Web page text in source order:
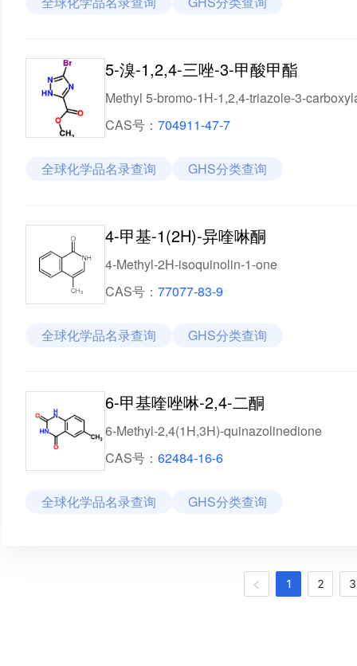
5-溴-1,2,4-三唑-3-甲酸甲酯
Methyl 5-bromo-1H-1,2,4-triazole-3-
CAS号： 704911-47-7
全球化学品名录查询 GHS分类查询
4-甲基-1(2H)-异喹啉酮
4-Methyl-2H-isoquinolin-1-one
CAS号： 77077-83-9
全球化学品名录查询 GHS分类查询
6-甲基喹唑啉-2,4-二酮
6-Methyl-2,4(1H,3H)-quinazolinedione
CAS号： 62484-16-6
全球化学品名录查询 GHS分类查询
1 2 3